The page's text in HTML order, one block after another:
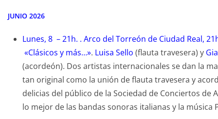
JUNIO 2026
Lunes, 8 – 21h. . Arco del Torreón de Ciudad Real,
«Clásicos y más…». Luisa Sello (flauta travesera) y
(acordeón). Dos artistas internacionales se dan la
tan original como la unión de flauta travesera y
delicias del público de la Sociedad de Conciertos de
lo mejor de las bandas sonoras italianas y la música